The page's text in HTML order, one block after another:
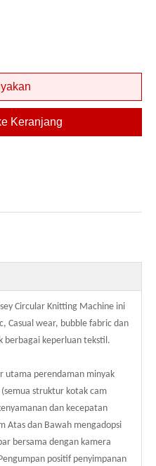
Keranjang
Circular Knitting Machine ini
Casual wear, bubble fabric dan
berbagai keperluan tekstil.
utama perendaman minyak
struktur kotak cam
dan kecepatan
Atas dan Bawah mengadopsi
bersama dengan kamera
positif penyimpanan